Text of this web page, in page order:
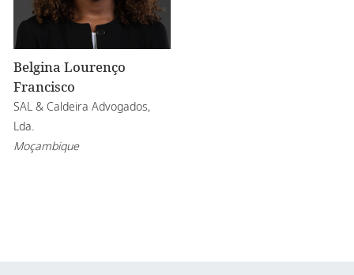
Belgina Lourenço
Francisco
SAL & Caldeira Advogados,
Lda.
Moçambique